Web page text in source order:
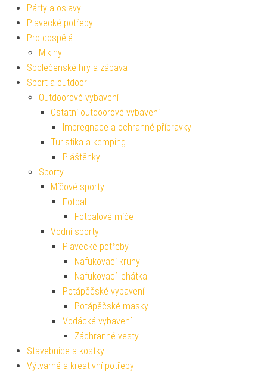
Párty a oslavy
Plavecké potřeby
Pro dospělé
Mikiny
Společenské hry a zábava
Sport a outdoor
Outdoorové vybavení
Ostatní outdoorové vybavení
Impregnace a ochranné přípravky
Turistika a kemping
Pláštěnky
Sporty
Míčové sporty
Fotbal
Fotbalové míče
Vodní sporty
Plavecké potřeby
Nafukovací kruhy
Nafukovací lehátka
Potápěčské vybavení
Potápěčské masky
Vodácké vybavení
Záchranné vesty
Stavebnice a kostky
Výtvarné a kreativní potřeby